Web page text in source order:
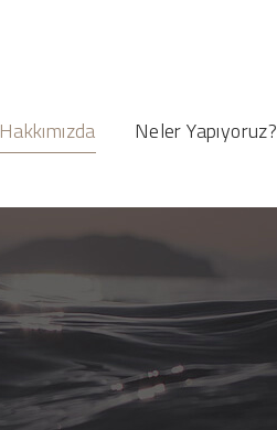
Hakkımızda Neler Yapıyoruz?